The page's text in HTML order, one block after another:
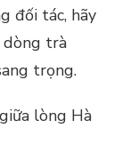
đối tác, hãy
dòng trà
trọng.
lòng Hà